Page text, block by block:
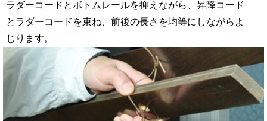
ラダーコードとボトムレールを抑えながら、昇降コード
とラダーコードを束ね、前後の長さを均等にしながらよ
じります。